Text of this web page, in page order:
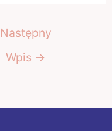
Następny
Wpis →